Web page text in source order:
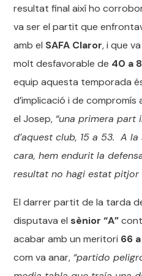
resultat final així ho
va ser el partit que
amb el SAFA Claror, i que
molt desfavorable de 40 a
equip aquesta temporada
d’implicació i de
el Josep, “una primera part
d’aquest club, 15 a 53. A
cara, hem endurit la
resultat no hagi estat pitjor
El darrer partit de la tarda
disputava el sènior “A”
acabar amb un meritori 66
com va anar, “partido